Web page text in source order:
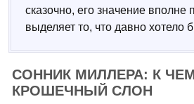
сказочно, его значение вполне
выделяет то, что давно хотело
СОННИК МИЛЛЕРА: К
КРОШЕЧНЫЙ СЛОН